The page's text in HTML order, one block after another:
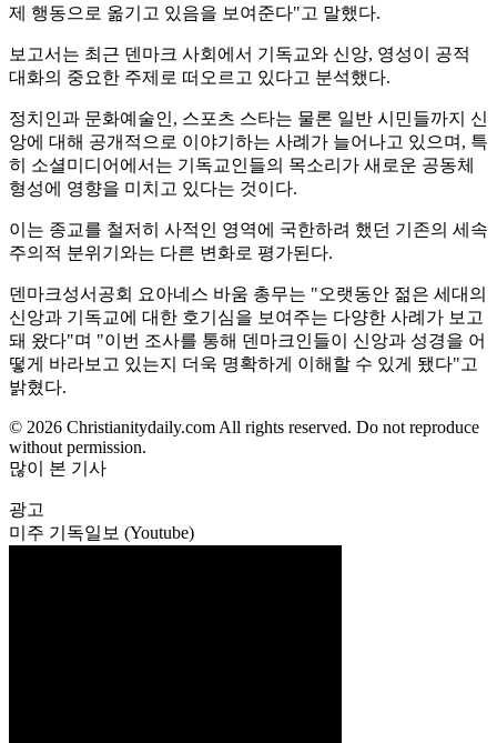
제 행동으로 옮기고 있음을 보여준다"고 말했다.
보고서는 최근 덴마크 사회에서 기독교와 신앙, 영성이 공적
대화의 중요한 주제로 떠오르고 있다고 분석했다.
정치인과 문화예술인, 스포츠 스타는 물론 일반 시민들까지 신
앙에 대해 공개적으로 이야기하는 사례가 늘어나고 있으며, 특
히 소셜미디어에서는 기독교인들의 목소리가 새로운 공동체
형성에 영향을 미치고 있다는 것이다.
이는 종교를 철저히 사적인 영역에 국한하려 했던 기존의 세속
주의적 분위기와는 다른 변화로 평가된다.
덴마크성서공회 요아네스 바움 총무는 "오랫동안 젊은 세대의
신앙과 기독교에 대한 호기심을 보여주는 다양한 사례가 보고
돼 왔다"며 "이번 조사를 통해 덴마크인들이 신앙과 성경을 어
떻게 바라보고 있는지 더욱 명확하게 이해할 수 있게 됐다"고
밝혔다.
© 2026 Christianitydaily.com All rights reserved. Do not reproduce
without permission.
많이 본 기사
광고
미주 기독일보 (Youtube)